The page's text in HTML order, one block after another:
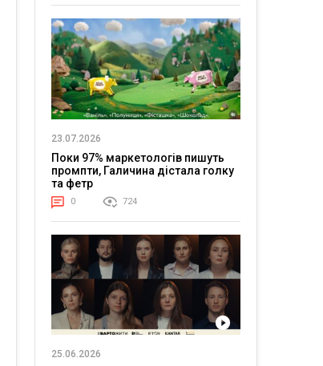
23.07.2026
Поки 97% маркетологів пишуть
промпти, Галичина дістала голку
та фетр
0 724
25.06.2026